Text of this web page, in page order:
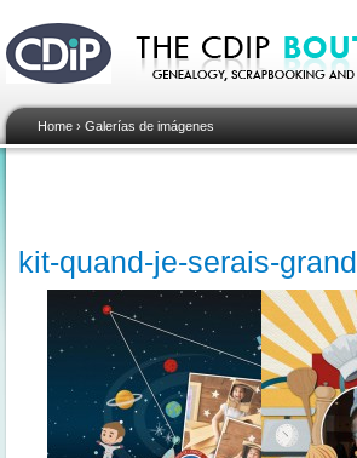
Home › Galerías de imágenes
kit-quand-je-serais-grand